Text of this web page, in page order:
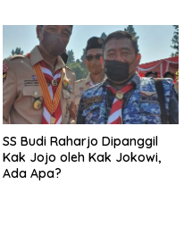
SS Budi Raharjo Dipanggil
Kak Jojo oleh Kak Jokowi,
Ada Apa?